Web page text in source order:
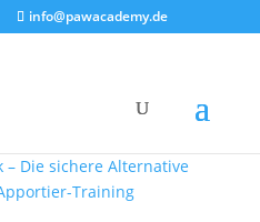
info@pawacademy.de